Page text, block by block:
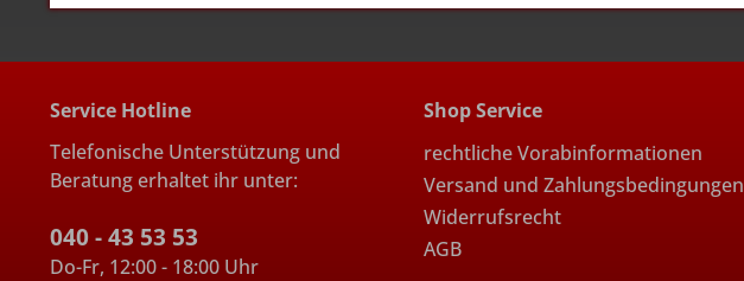
Service Hotline
Telefonische Unterstützung und
Beratung erhaltet ihr unter:
040 - 43 53 53
Do-Fr, 12:00 - 18:00 Uhr
Shop Service
rechtliche Vorabinformationen
Versand und Zahlungsbedingungen
Widerrufsrecht
AGB